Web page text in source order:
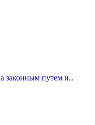
законным путем и…